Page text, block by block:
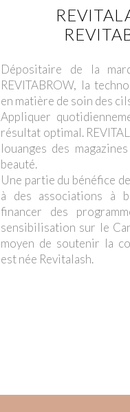
Dépositaire de la
REVITABROW, la
en matière de soin des
Appliquer
résultat optimal.
louanges des
beauté.
Une partie du bénéfice
à des associations à
financer des
sensibilisation sur le
moyen de soutenir la
est née Revitalash.